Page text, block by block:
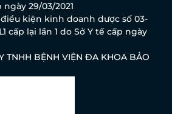
29/03/2021
kiện kinh doanh dược số 03-
cấp lại lần 1 do Sở Y tế cấp ngày
TNHH BỆNH VIỆN ĐA KHOA BẢO